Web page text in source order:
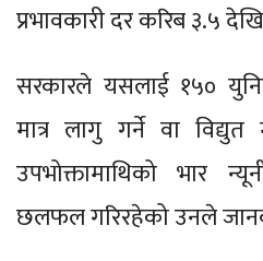
प्रभावकारी दर करिब ३.५
सरकारले यसलाई १५०
मात्र लागु गर्ने वा
उपभोक्तामाथिको भार
छलफल गरिरहेको उनले